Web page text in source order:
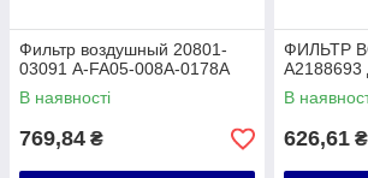
Фильтр воздушный 20801-
03091 A-FA05-008A-0178A
В наявності
769,84 ₴
ФИЛЬТР
A2188693
В
626,61 ₴